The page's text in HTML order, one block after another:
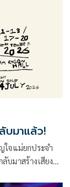
บมาแล้ว!
ใจแม่ยกประจำ
บมาสร้างเสียง